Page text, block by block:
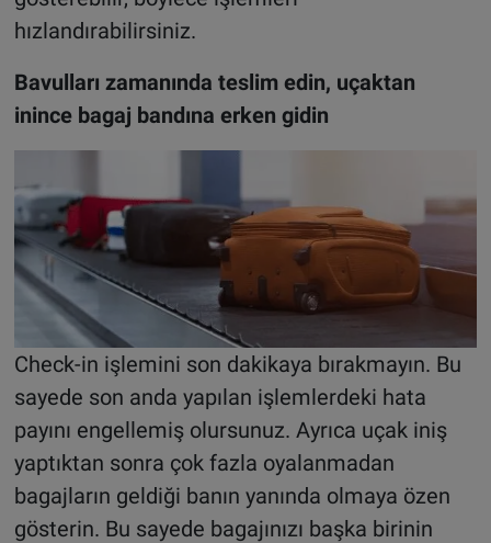
hızlandırabilirsiniz.
Bavulları zamanında teslim edin, uçaktan
inince bagaj bandına erken gidin
Check-in işlemini son dakikaya bırakmayın. Bu
sayede son anda yapılan işlemlerdeki hata
payını engellemiş olursunuz. Ayrıca uçak iniş
yaptıktan sonra çok fazla oyalanmadan
bagajların geldiği banın yanında olmaya özen
gösterin. Bu sayede bagajınızı başka birinin